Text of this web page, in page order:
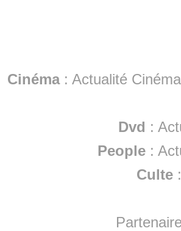
Cinéma: Actualité Cinéma
Dvd :
People :
Culte :